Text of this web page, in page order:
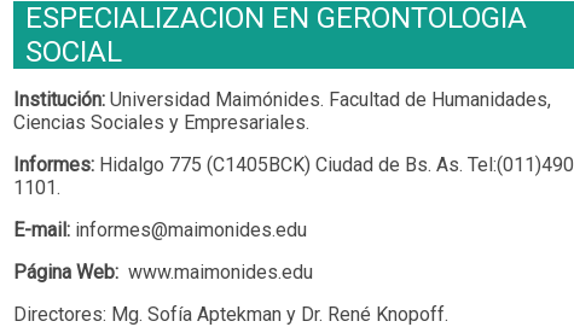
ESPECIALIZACION EN GERONTOLOGIA
SOCIAL
Institución: Universidad Maimónides. Facultad de Humanidades,
Ciencias Sociales y Empresariales.
Informes: Hidalgo 775 (C1405BCK) Ciudad de Bs. As.
1101.
E-mail: informes@maimonides.edu
Página Web: www.maimonides.edu
Directores: Mg. Sofía Aptekman y Dr. René Knopoff.